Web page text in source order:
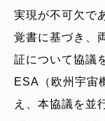
実現が不可欠で
覚書に基づき、
証について協議
ESA（欧州宇宙
え、本協議を並